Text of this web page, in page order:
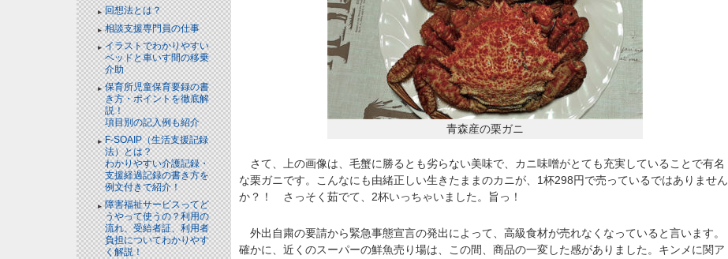
回想法とは？
相談支援専門員の仕事
イラストでわかりやすい
ベッドと⾞いす間の移乗
介助
保育所児童保育要録の書
き方・ポイントを徹底解
説！
項目別の記入例も紹介
F-SOAIP（生活支援記録
法）とは？
わかりやすい介護記録・
支援経過記録の書き方を
例文付きで紹介！
障害福祉サービスってど
うやって使うの？利用の
流れ、受給者証、利用者
負担についてわかりやす
く解説！
青森産の栗ガニ
さて、上の画像は、毛蟹に勝るとも劣らない美味で、カニ味噌がとても充実していることで有名
な栗ガニです。こんなにも由緒正しい生きたままのカニが、1杯298円で売っているではありません
か？！ さっそく茹でて、2杯いっちゃいました。旨っ！
外出自粛の要請から緊急事態宣言の発出によって、高級食材が売れなくなっていると言います。
確かに、近くのスーパーの鮮魚売り場は、この間、商品の一変した感がありました。キンメに関ア